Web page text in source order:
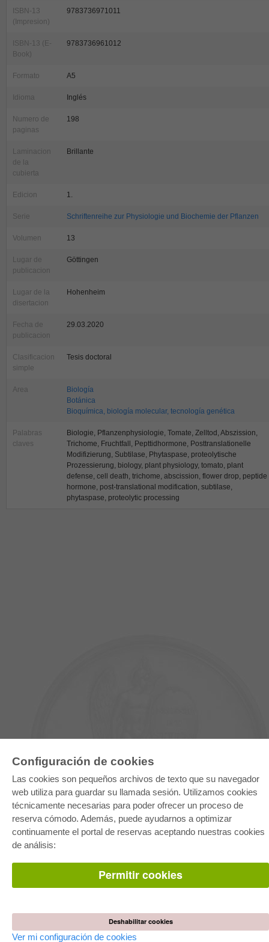
Configuración de cookies
Las cookies son pequeños archivos de texto que su navegador
web utiliza para guardar su llamada sesión. Utilizamos cookies
técnicamente necesarias para poder ofrecer un proceso de
reserva cómodo. Además, puede ayudarnos a optimizar
continuamente el portal de reservas aceptando nuestras cookies
de análisis:
Permitir cookies
Deshabilitar cookies
Ver mi configuración de cookies
ISBN-13
(Impresion)
9783736971011
ISBN-13 (E-
Book)
9783736961012
Formato A5
Idioma Inglés
Numero de
paginas
198
Laminacion
de la
cubierta
Brillante
Edicion 1.
Serie Schriftenreihe zur Physiologie und Biochemie der Pflanzen
Volumen 13
Lugar de
publicacion
Göttingen
Lugar de la
disertacion
Hohenheim
Fecha de
publicacion
29.03.2020
Clasificacion
simple
Tesis doctoral
Area
Biología
Botánica
Bioquímica, biología molecular, tecnología genética
Palabras
claves
Biologie, Pflanzenphysiologie, Tomate, Zelltod, Abszission,
Trichome, Fruchtfall, Pepttidhormone, Posttranslationelle
Modifizierung, Subtilase, Phytaspase, proteolytische
Prozessierung, biology, plant physiology, tomato, plant
defense, cell death, trichome, abscission, flower drop, peptide
hormone, post-translational modification, subtilase,
phytaspase, proteolytic processing
E-COLLECTION
Paquete entero
Paquete de especialidades
Pick & Choose
Facilitación de E-Books
Condiciones
Publicar disertación